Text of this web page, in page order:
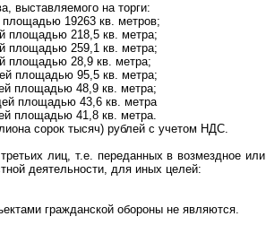
выставляемого на торги:
19263 кв. метров;
площадью 218,5 кв. метра;
площадью 259,1 кв. метра;
площадью 28,9 кв. метра;
площадью 95,5 кв. метра;
площадью 48,9 кв. метра;
площадью 43,6 кв. метра
площадью 41,8 кв. метра.
сорок тысяч) рублей с учетом НДС.
лиц, т.е. переданных в возмездное или
деятельности, для иных целей:
гражданской обороны не являются.